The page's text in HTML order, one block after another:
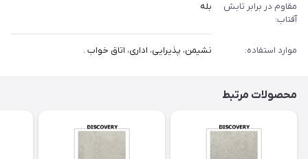
مقاوم در برابر تابش
آفتاب:
بله
موارد استفاده: نشیمن، پذیرایی، اداری، اتاق خواب .
محصولات مرتبط